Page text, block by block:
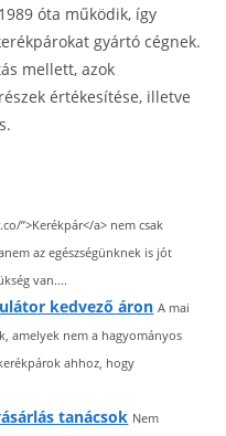
óta működik, így
gyártó cégnek.
mellett, azok
értékesítése, illetve
”>Kerékpár</a> nem csak
az egészségünknek is jót
van....
kedvező áron A mai
amelyek nem a hagyományos
ahhoz, hogy
tanácsok Nem